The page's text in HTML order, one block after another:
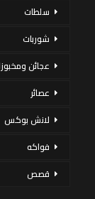
سلطات
شوربات
عجائن
عصائر
لانش بوكس
فواكه
قصص